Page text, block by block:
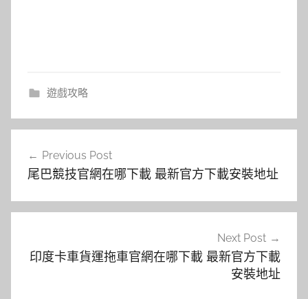
遊戲攻略
覽
Previous Post
尾巴競技官網在哪下載 最新官方下載安裝地址
Next Post
印度卡車貨運拖車官網在哪下載 最新官方下載
安裝地址